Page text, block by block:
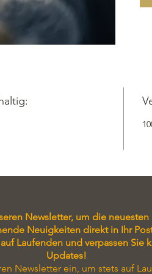
Newsletter, um die
Neuigkeiten direkt in Ihr
Laufenden und verpassen Sie
Updates!
Newsletter ein, um stets auf